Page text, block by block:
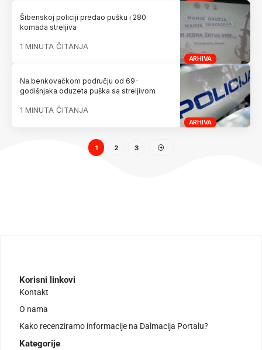
ARHIVA
Šibenskoj policiji predao pušku i 280
komada streljiva
1 MINUTA ČITANJA
ARHIVA
Na benkovačkom području od 69-
godišnjaka oduzeta puška sa streljivom
1 MINUTA ČITANJA
1 2 3
Korisni linkovi
Kontakt
O nama
Kako recenziramo informacije na Dalmacija Portalu?
Kategorije